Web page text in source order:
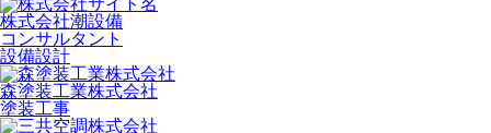
株式会社潮設備
コンサルタント
設備設計
森塗装工業株式会社
塗装工事